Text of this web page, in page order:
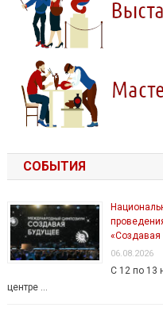
СОБЫТИЯ
06.08.2026
С 12 по 13
центре …